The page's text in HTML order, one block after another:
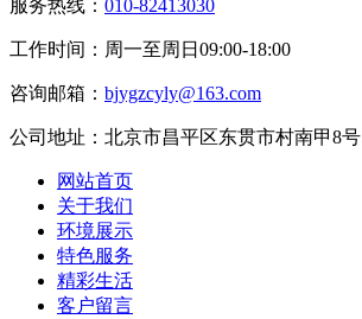
服务热线： 010-82413030
工作时间：周一至周日09:00-18:00
咨询邮箱： bjygzcyly@163.com
公司地址：北京市昌平区东贯市村南甲8号
网站首页
关于我们
环境展示
特色服务
精彩生活
客户留言